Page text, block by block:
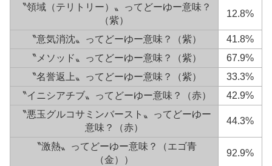
〝領域（テリトリー）〟ってどーゆー意味？
（紫）
12.8%
〝意気消沈〟ってどーゆー意味？（紫）
41.8%
〝メソッド〟ってどーゆー意味？（紫）
67.9%
〝名誉返上〟ってどーゆー意味？（紫）
33.3%
〝イニシアチブ〟ってどーゆー意味？（赤）
42.9%
〝悪玉グルコサミンバースト〟ってどーゆー
意味？（赤）
44.3%
〝激熱〟ってどーゆー意味？（エゴ青
（金））
92.9%